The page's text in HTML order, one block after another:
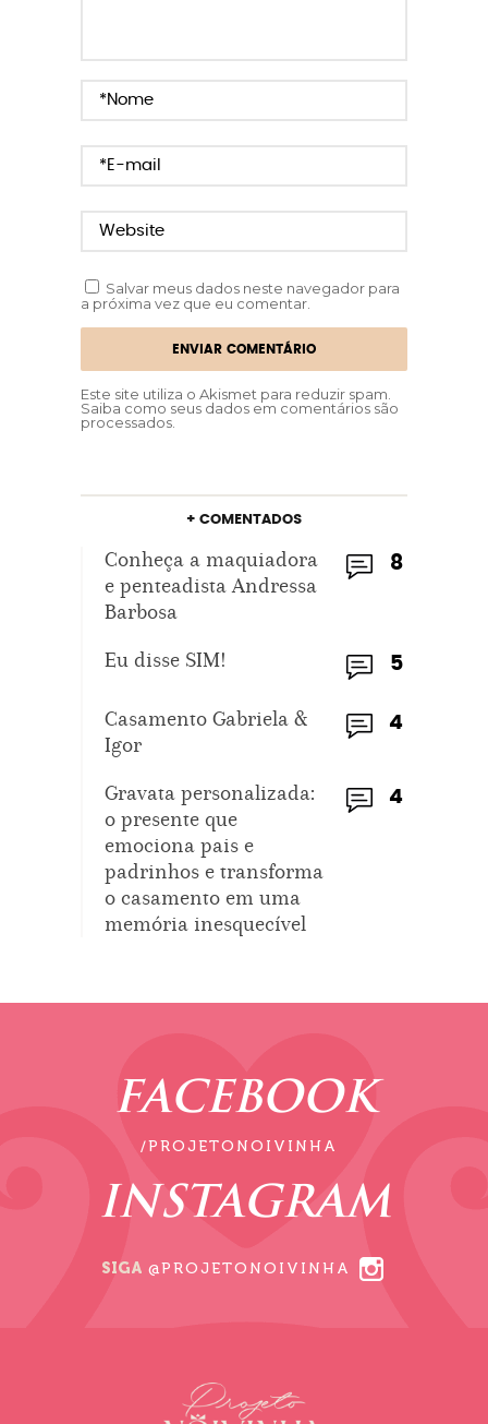
Salvar meus dados neste navegador para
a próxima vez que eu comentar.
Este site utiliza o Akismet para reduzir spam.
Saiba como seus dados em comentários são
processados
+ COMENTADOS
8
Conheça a maquiadora
e penteadista Andressa
Barbosa
5
Eu disse SIM!
4
Casamento Gabriela &
Igor
4
Gravata personalizada:
o presente que
emociona pais e
padrinhos e transforma
o casamento em uma
memória inesquecível
FACEBOOK
/PROJETONOIVINHA
INSTAGRAM
SIGA @PROJETONOIVINHA